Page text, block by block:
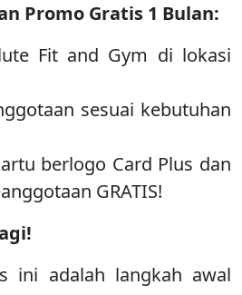
Promo Gratis 1 Bulan:
Fit and Gym di lokasi
sesuai kebutuhan
berlogo Card Plus dan
GRATIS!
ini adalah langkah awal